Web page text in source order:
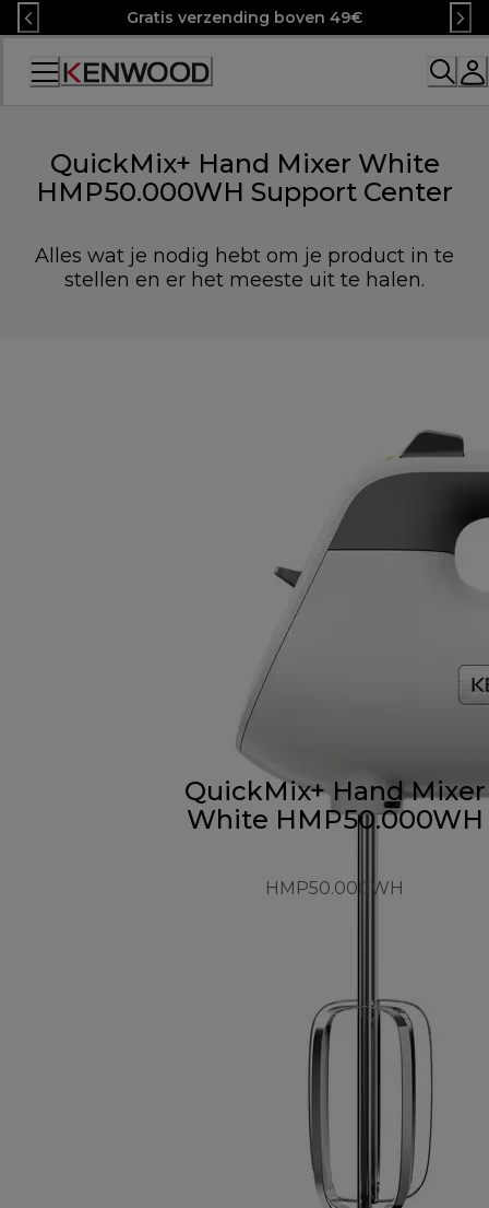
Skip
to
Content
Gratis verzending boven 49€
QuickMix+ Hand Mixer White
HMP50.000WH Support Center
Alles wat je nodig hebt om je product in te
stellen en er het meeste uit te halen.
QuickMix+ Hand Mixer
White HMP50.000WH
HMP50.000WH